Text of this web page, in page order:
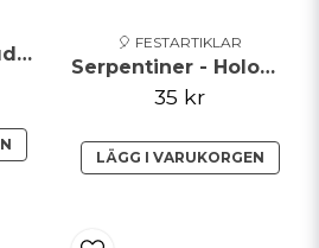
Dessertallrik - Student - Blå
🎈 FESTARTIKLAR
Serpentiner - Holographic - Guld
35 kr
LÄGG I VARUKORGEN